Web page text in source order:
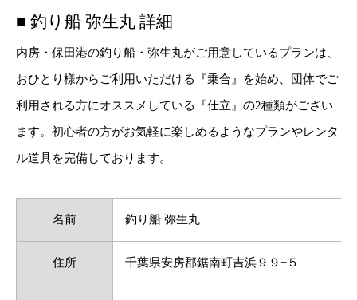
■ 釣り船 弥生丸 詳細
内房・保田港の釣り船・弥生丸がご用意しているプランは、
おひとり様からご利用いただける『乗合』を始め、団体でご
利用される方にオススメしている『仕立』の2種類がござい
ます。初心者の方がお気軽に楽しめるようなプランやレンタ
ル道具を完備しております。
名前 釣り船 弥生丸
住所 千葉県安房郡鋸南町吉浜９９−５